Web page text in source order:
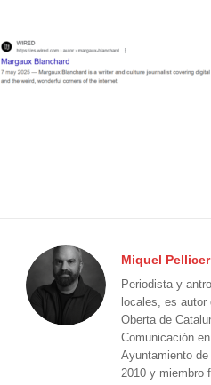
Miquel Pellicer
Periodista y
locales, es
Oberta de
Comunicación
Ayuntamiento
2010 y miembro